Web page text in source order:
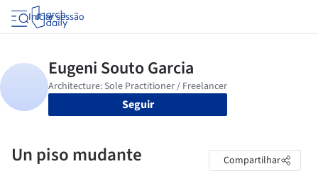
Iniciar sessão
Seguir
Un piso mudante Compartilhar